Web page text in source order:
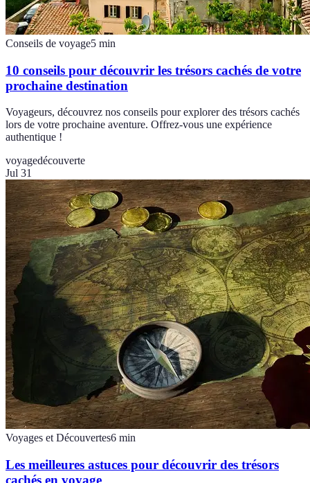
Conseils de voyage5 min
10 conseils pour découvrir les trésors cachés de votre
prochaine destination
Voyageurs, découvrez nos conseils pour explorer des trésors cachés
lors de votre prochaine aventure. Offrez-vous une expérience
authentique !
voyagedécouverte
Jul 31
Voyages et Découvertes6 min
Les meilleures astuces pour découvrir des trésors
cachés en voyage